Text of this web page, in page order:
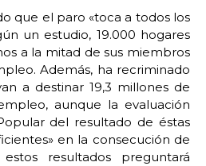
que el paro «toca a todos los
un estudio, 19.000 hogares
a la mitad de sus miembros
Además, ha recriminado
a destinar 19,3 millones de
aunque la evaluación
del resultado de éstas
en la consecución de
resultados preguntará